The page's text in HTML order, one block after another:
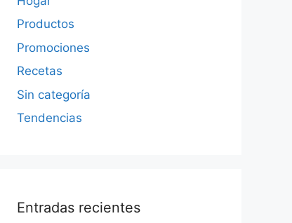
Productos
Promociones
Recetas
Sin categoría
Tendencias
Entradas recientes